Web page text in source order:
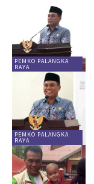
PEMKO PALANGKA
RAYA
PEMKO PALANGKA
RAYA